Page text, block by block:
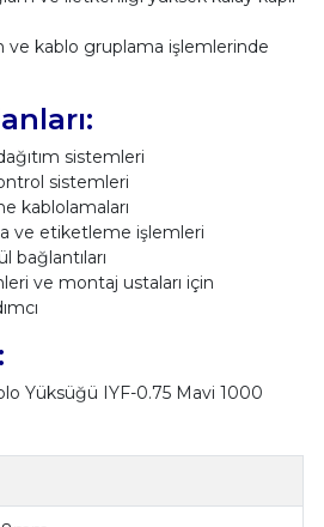
ve kablo gruplama işlemlerinde
sistemleri
sistemleri
kablolamaları
ve etiketleme işlemleri
bağlantıları
ve montaj ustaları için
Yüksüğü IYF-0.75 Mavi 1000